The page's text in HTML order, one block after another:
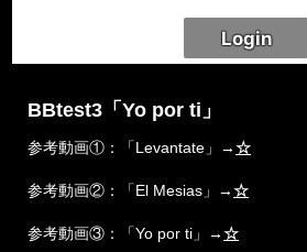
BBtest3「Yo por ti」
参考動画①：「Levantate」→☆
参考動画②：「El Mesias」→☆
参考動画③：「Yo por ti」→☆